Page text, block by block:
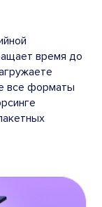
время до
все форматы